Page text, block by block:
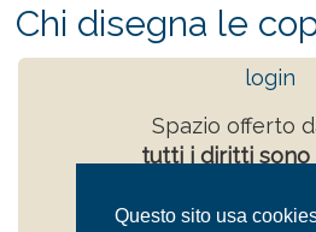
Questo sito usa
Chi disegna le
login
Spazio offerto
tutti i diritti sono